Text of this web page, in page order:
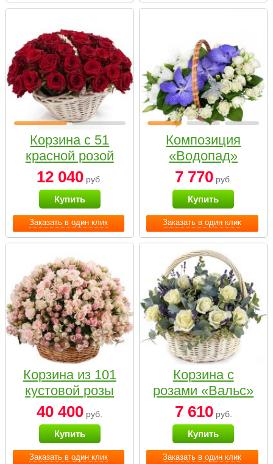
Заказать в один клик
Корзина с 51
красной розой
12 040 руб.
Купить
Заказать в один клик
Композиция
«Водопад»
7 770руб.
Купить
Заказать в один клик
Корзина из 101
кустовой розы
нежных тонов
40 400 руб.
Купить
Заказать в один клик
Корзина с
розами «Вальс»
7 610руб.
Купить